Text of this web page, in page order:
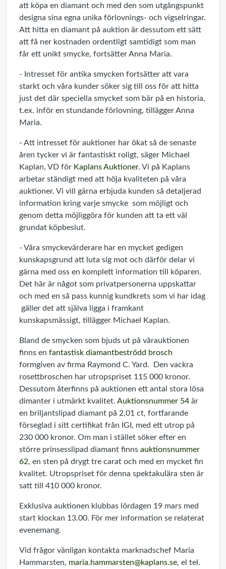
att köpa en diamant och med den som utgångspunkt
designa sina egna unika förlovnings- och vigselringar.
Att hitta en diamant på auktion är dessutom ett sätt
att få ner kostnaden ordentligt samtidigt som man
får ett unikt smycke, fortsätter Anna Maria.
- Intresset för antika smycken fortsätter att vara
starkt och våra kunder söker sig till oss för att hitta
just det där speciella smycket som bär på en historia,
t.ex. inför en stundande förlovning, tillägger Anna
Maria.
- Att intresset för auktioner har ökat så de senaste
åren tycker vi är fantastiskt roligt, säger Michael
Kaplan, VD för Kaplans Auktioner. Vi på Kaplans
arbetar ständigt med att höja kvaliteten på våra
auktioner. Vi vill gärna erbjuda kunden så detaljerad
information kring varje smycke som möjligt och
genom detta möjliggöra för kunden att ta ett väl
grundat köpbeslut.
- Våra smyckevärderare har en mycket gedigen
kunskapsgrund att luta sig mot och därför delar vi
gärna med oss en komplett information till köparen.
Det här är något som privatpersonerna uppskattar
och med en så pass kunnig kundkrets som vi har idag
gäller det att själva ligga i framkant
kunskapsmässigt, tillägger Michael Kaplan.
Bland de smycken som bjuds ut på vårauktionen
finns en fantastisk diamantbeströdd brosch
formgiven av firma Raymond C. Yard. Den vackra
rosettbroschen har utropspriset 115 000 kronor.
Dessutom återfinns på auktionen ett antal stora lösa
dimanter i utmärkt kvalitet. Auktionsnummer 54 är
en briljantslipad diamant på 2,01 ct, fortfarande
förseglad i sitt certifikat från IGI, med ett utrop på
230 000 kronor. Om man i stället söker efter en
större prinsesslipad diamant finns auktionsnummer
62, en sten på drygt tre carat och med en mycket fin
kvalitet. Utropspriset för denna spektakulära sten är
satt till 410 000 kronor.
Exklusiva auktionen klubbas lördagen 19 mars med
start klockan 13.00. För mer information se relaterat
evenemang.
Vid frågor vänligan kontakta marknadschef Maria
Hammarsten, maria.hammarsten@kaplans.se, el tel.